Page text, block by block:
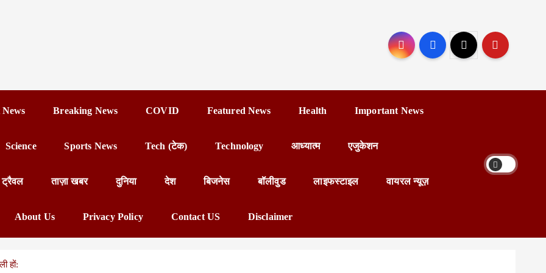
Breaking News COVID Featured News Health Important News
Science Sports News Tech (टेक) Technology आध्यात्म एजुकेशन
ट्रैवल ताज़ा खबर दुनिया देश बिजनेस बॉलीवुड लाइफस्टाइल वायरल न्यूज़
About Us Privacy Policy Contact US Disclaimer
हों: